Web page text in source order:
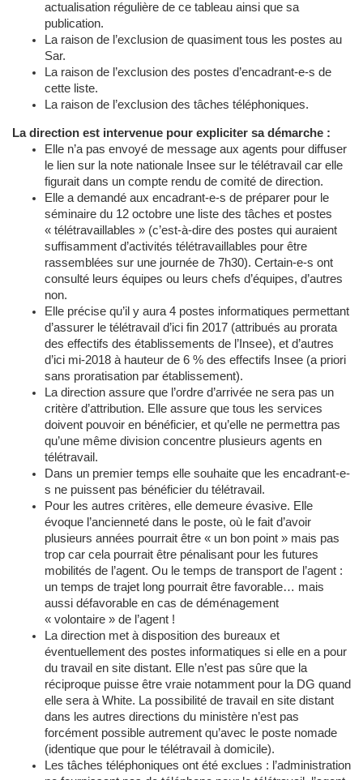
actualisation régulière de ce tableau ainsi que sa
publication.
La raison de l’exclusion de quasiment tous les postes au
Sar.
La raison de l’exclusion des postes d’encadrant-e-s de
cette liste.
La raison de l’exclusion des tâches téléphoniques.
La direction est intervenue pour expliciter sa démarche :
Elle n’a pas envoyé de message aux agents pour diffuser
le lien sur la note nationale Insee sur le télétravail car elle
figurait dans un compte rendu de comité de direction.
Elle a demandé aux encadrant-e-s de préparer pour le
séminaire du 12 octobre une liste des tâches et postes
« télétravaillables » (c’est-à-dire des postes qui auraient
suffisamment d’activités télétravaillables pour être
rassemblées sur une journée de 7h30). Certain-e-s ont
consulté leurs équipes ou leurs chefs d’équipes, d’autres
non.
Elle précise qu’il y aura 4 postes informatiques permettant
d’assurer le télétravail d’ici fin 2017 (attribués au prorata
des effectifs des établissements de l’Insee), et d’autres
d’ici mi-2018 à hauteur de 6 % des effectifs Insee (a priori
sans proratisation par établissement).
La direction assure que l’ordre d’arrivée ne sera pas un
critère d’attribution. Elle assure que tous les services
doivent pouvoir en bénéficier, et qu’elle ne permettra pas
qu’une même division concentre plusieurs agents en
télétravail.
Dans un premier temps elle souhaite que les encadrant-e-
s ne puissent pas bénéficier du télétravail.
Pour les autres critères, elle demeure évasive. Elle
évoque l’ancienneté dans le poste, où le fait d’avoir
plusieurs années pourrait être « un bon point » mais pas
trop car cela pourrait être pénalisant pour les futures
mobilités de l’agent. Ou le temps de transport de l’agent :
un temps de trajet long pourrait être favorable… mais
aussi défavorable en cas de déménagement
« volontaire » de l’agent !
La direction met à disposition des bureaux et
éventuellement des postes informatiques si elle en a pour
du travail en site distant. Elle n’est pas sûre que la
réciproque puisse être vraie notamment pour la DG quand
elle sera à White. La possibilité de travail en site distant
dans les autres directions du ministère n’est pas
forcément possible autrement qu’avec le poste nomade
(identique que pour le télétravail à domicile).
Les tâches téléphoniques ont été exclues : l’administration